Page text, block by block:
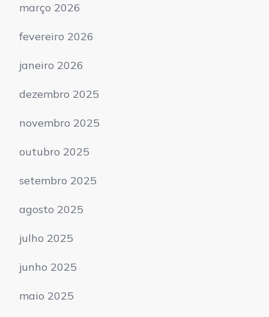
março 2026
fevereiro 2026
janeiro 2026
dezembro 2025
novembro 2025
outubro 2025
setembro 2025
agosto 2025
julho 2025
junho 2025
maio 2025